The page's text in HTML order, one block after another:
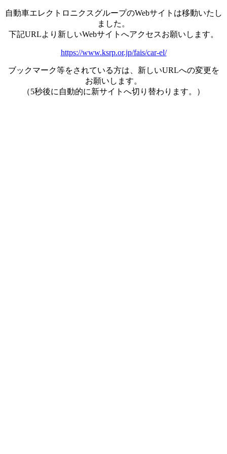
自動車エレクトロニクスグループのWebサイトは移動いたし
ました。
下記URLより新しいWebサイトへアクセスお願いします。
https://www.ksrp.or.jp/fais/car-el/
ブックマーク等をされている方は、新しいURLへの変更を
お願いします。
（5秒後に自動的に新サイトへ切り替わります。）